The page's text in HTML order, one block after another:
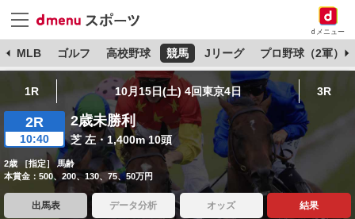
dメニュー
MLB ゴルフ 高校野球 競馬 Jリーグ プロ野球（2軍）
1R 10月15日(土) 4回東京4日 3R
2R
10:40
2歳未勝利
芝 左・1,400m 10頭
2歳 ［指定］ 馬齢
本賞金：500、200、130、75、50万円
出馬表 データ分析 オッズ 結果